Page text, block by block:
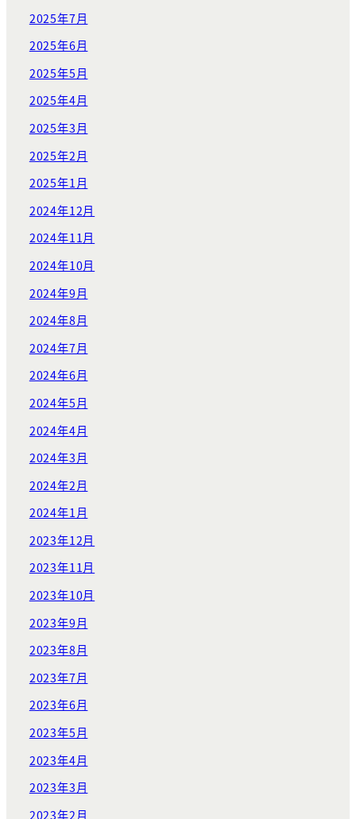
2025年7月
2025年6月
2025年5月
2025年4月
2025年3月
2025年2月
2025年1月
2024年12月
2024年11月
2024年10月
2024年9月
2024年8月
2024年7月
2024年6月
2024年5月
2024年4月
2024年3月
2024年2月
2024年1月
2023年12月
2023年11月
2023年10月
2023年9月
2023年8月
2023年7月
2023年6月
2023年5月
2023年4月
2023年3月
2023年2月